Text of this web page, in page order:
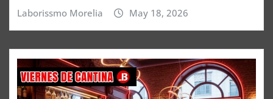
Laborissmo Morelia May 18, 2026